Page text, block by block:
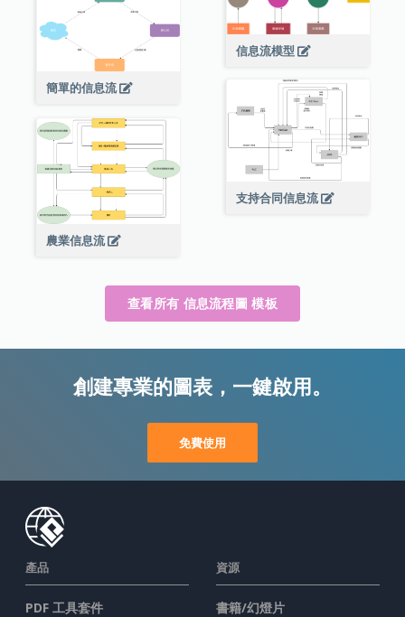
信息流模型
簡單的信息流
支持合同信息流
農業信息流
查看所有 信息流程圖 模板
創建專業的圖表，一鍵啟用。
免費使用
產品
PDF 工具套件
資源
書籍/幻燈片